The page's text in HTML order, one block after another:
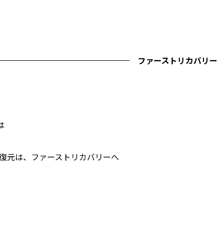
ファーストリカバリー
元は、ファーストリカバリーへ